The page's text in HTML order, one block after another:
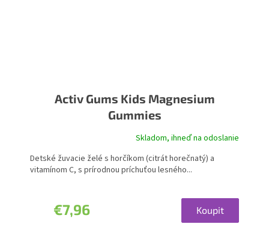
Activ Gums Kids Magnesium
Gummies
Skladom, ihneď na odoslanie
€7,96 Koupit
Detské žuvacie želé s horčíkom (citrát horečnatý) a
vitamínom C, s prírodnou príchuťou lesného...